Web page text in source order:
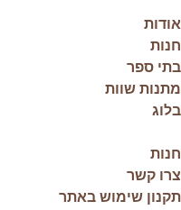
אודות
חנות
בתי ספר
מתנות שוות
בלוג
חנות
צרו קשר
תקנון שימוש באתר